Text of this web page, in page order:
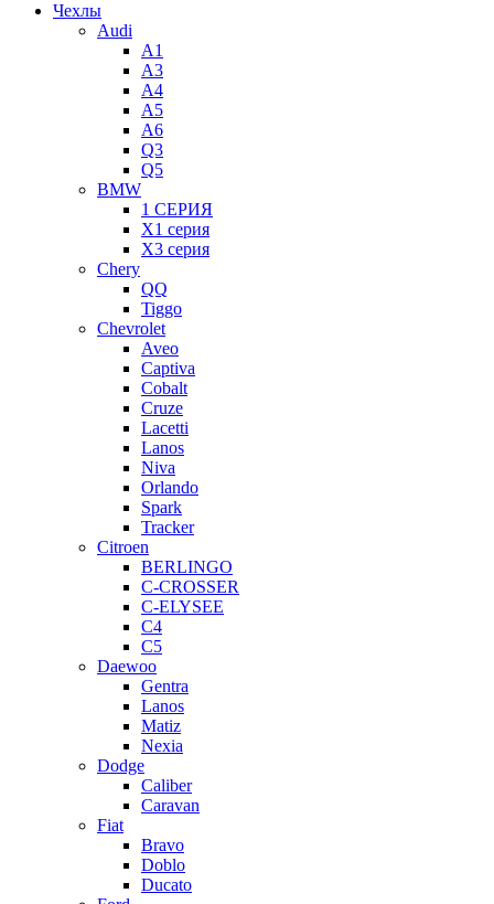
Чехлы
Audi
A1
A3
A4
A5
A6
Q3
Q5
BMW
1 СЕРИЯ
X1 серия
X3 серия
Chery
QQ
Tiggo
Chevrolet
Aveo
Captiva
Cobalt
Cruze
Lacetti
Lanos
Niva
Orlando
Spark
Tracker
Citroen
BERLINGO
C-CROSSER
C-ELYSEE
C4
C5
Daewoo
Gentra
Lanos
Matiz
Nexia
Dodge
Caliber
Caravan
Fiat
Bravo
Doblo
Ducato